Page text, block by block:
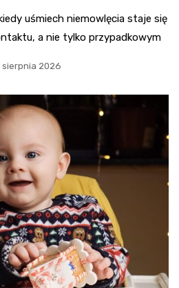
uśmiech niemowlęcia staje się
a nie tylko przypadkowym
sierpnia 2026